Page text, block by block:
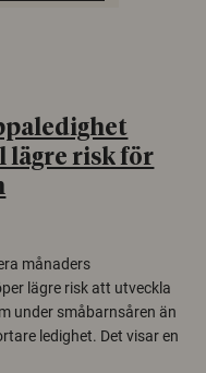
lägre risk för
månaders
lägre risk att utveckla
under småbarnsåren än
ledighet. Det visar en